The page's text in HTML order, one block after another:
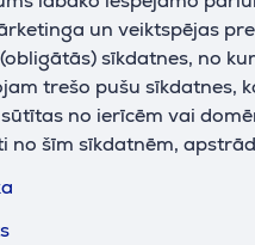
un veiktspējas
sīkdatnes, no
trešo pušu sīkdatnes,
sūtītas no ierīcēm vai
no šīm sīkdatnēm,
krāsa
ražotājs